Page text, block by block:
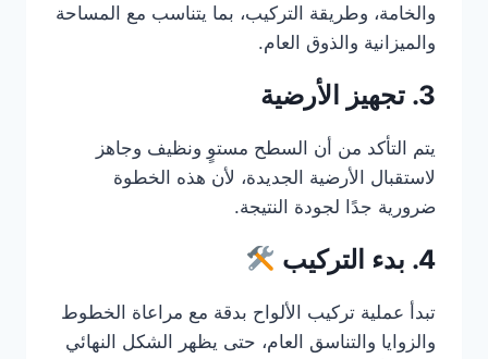
والخامة، وطريقة التركيب، بما يتناسب مع المساحة
والميزانية والذوق العام.
3. تجهيز الأرضية
يتم التأكد من أن السطح مستوٍ ونظيف وجاهز
لاستقبال الأرضية الجديدة، لأن هذه الخطوة
ضرورية جدًا لجودة النتيجة.
4. بدء التركيب
تبدأ عملية تركيب الألواح بدقة مع مراعاة الخطوط
والزوايا والتناسق العام، حتى يظهر الشكل النهائي